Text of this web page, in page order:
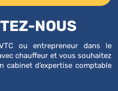
NOUS
ou entrepreneur dans le
chauffeur et vous souhaitez
cabinet d’expertise comptable